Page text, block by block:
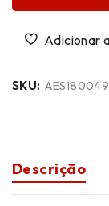
SKU: AESI80049
Descrição